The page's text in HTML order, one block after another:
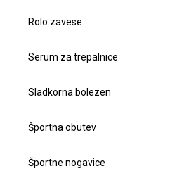
Rolo zavese
Serum za trepalnice
Sladkorna bolezen
Športna obutev
Športne nogavice